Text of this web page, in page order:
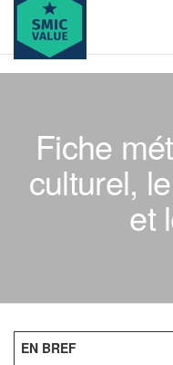
Skip
the
content
value
Fiche
culturel,
et
EN BREF